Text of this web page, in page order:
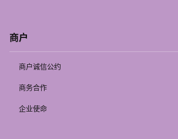
商户
商户诚信公约
商务合作
企业使命